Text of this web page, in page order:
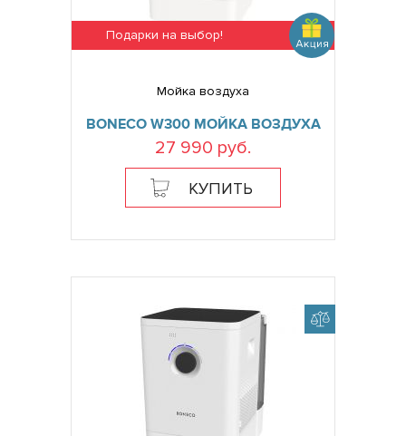
Подарки на выбор!
Мойка воздуха
BONECO W300 МОЙКА ВОЗДУХА
27 990 руб.
КУПИТЬ